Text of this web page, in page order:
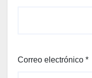
Correo electrónico *